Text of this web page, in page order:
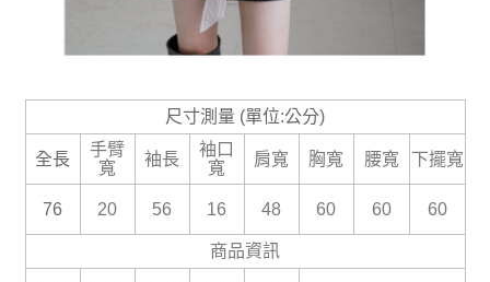
尺寸測量 (單位:公分)
全長
手臂
寬
袖長
袖口
寬
肩寬 胸寬 腰寬 下擺寬
76 20 56 16 48 60 60 60
商品資訊